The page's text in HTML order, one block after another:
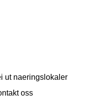
ut naeringslokaler
oss